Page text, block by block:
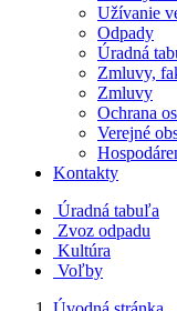
Užívanie
Odpady
Úradná
Zmluvy,
Zmluvy
Ochrana
Verejné
Kontakty
Úradná tabuľa
Zvoz odpadu
Kultúra
Voľby